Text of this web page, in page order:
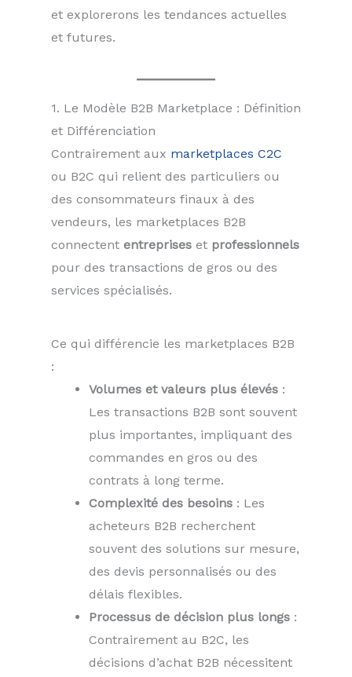
et explorerons les tendances actuelles
et futures.
1. Le Modèle B2B Marketplace : Définition
et Différenciation
Contrairement aux marketplaces C2C
ou B2C qui relient des particuliers ou
des consommateurs finaux à des
vendeurs, les marketplaces B2B
connectent entreprises et professionnels
pour des transactions de gros ou des
services spécialisés.
Ce qui différencie les marketplaces B2B
:
Volumes et valeurs plus élevés :
Les transactions B2B sont souvent
plus importantes, impliquant des
commandes en gros ou des
contrats à long terme.
Complexité des besoins : Les
acheteurs B2B recherchent
souvent des solutions sur mesure,
des devis personnalisés ou des
délais flexibles.
Processus de décision plus longs :
Contrairement au B2C, les
décisions d’achat B2B nécessitent